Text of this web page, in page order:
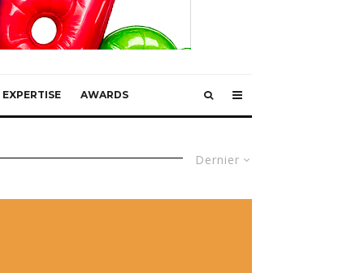
EXPERTISE AWARDS
Dernier